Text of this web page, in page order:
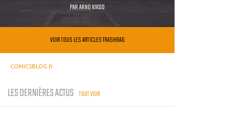
PARARNO KIKOO
VOIR TOUS LES ARTICLES TRASHBAG
COMICSBLOG.fr
LES DERNIÈRES ACTUS TOUT VOIR